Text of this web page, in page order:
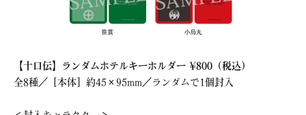
【十口伝】ランダムホテルキーホルダー ¥800（税込）
全8種／［本体］約45×95mm／ランダムで1個封入